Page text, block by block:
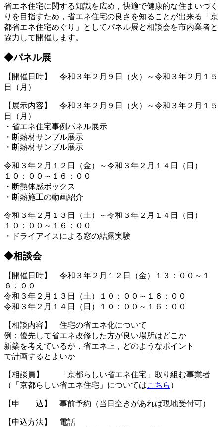
省エネ住宅に関する知識を広め，快適で健康的な住まいづく
りを目指すため，省エネ住宅の良さを知ることが出来る「京
都省エネ住宅めぐり」としてパネル展と相談会を市内業者と
協力して開催します。
◆パネル展
【開催日時】 令和３年２月９日（火）～令和３年２月１５
日（月）
【展示内容】 令和３年２月９日（火）～令和３年２月１５
日（月）
・省エネ住宅事例パネル展示
・断熱材サンプル展示
・断熱材サンプル展示
令和３年２月１２日（金）～令和３年２月１４日（日）
１０：００～１６：００
・断熱体感ボックス
・断熱施工の動画紹介
令和３年２月１３日（土）～令和３年２月１４日（日）
１０：００～１６：００
・ドライアイスによる窓の結露実験
◆相談会
【開催日時】 令和３年２月１２日（金）１３：００～１
６：００
令和３年２月１３日（土）１０：００～１６：００
令和３年２月１４日（日）１０：００～１６：００
【相談内容】 住宅の省エネ化について
例：優先して省エネ改修した方が良い場所はどこか
新築を考えているが，省エネ上，どのようなポイント
で計画するとよいか
【相談員】 「京都らしい省エネ住宅」取り組む事業者
（「京都らしい省エネ住宅」についてはこちら ）
【申 込】 事前予約（当日空きがあれば現地受付可）
【申込方法】 電話